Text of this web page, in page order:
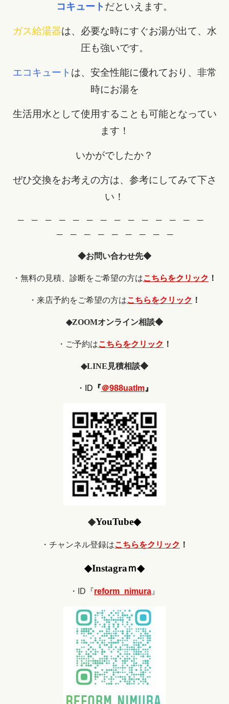
コキュートだといえます。
ガス給湯器は、必要な時にすぐお湯が出て、水
圧も強いです。
エコキュート は、安全性能に優れており、非常
時にお湯を
生活用水として使用することも可能となってい
ます！
いかがでしたか？
ぜひ交換をお考えの方は、参考にしてみて下さ
い！
─ ─ ─ ─ ─ ─ ─ ─ ─ ─ ─ ─ ─ ─
─ ─ ─ ─ ─ ─ ─ ─ ─
◆お問い合わせ先◆
・無料の見積、診断をご希望の方はこちらをクリック ！
・来店予約をご希望の方はこちらをクリック ！
◆ZOOMオンライン相談◆
・ご予約はこちらをクリック ！
◆LINE 見積相談◆
・ID 『＠988uatlm』
◆YouTube◆
・チャンネル登録はこちらをクリック ！
◆Instagraｍ◆
・ID『reform_nimura 』